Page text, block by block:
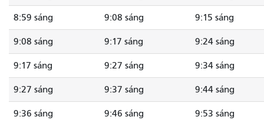
8:59 sáng 9:08 sáng 9:15 sáng
9:08 sáng 9:17 sáng 9:24 sáng
9:17 sáng 9:27 sáng 9:34 sáng
9:27 sáng 9:37 sáng 9:44 sáng
9:36 sáng 9:46 sáng 9:53 sáng